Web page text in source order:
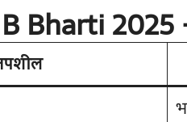
B Bharti